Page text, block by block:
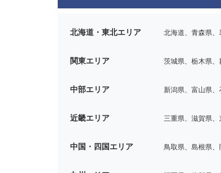
北海道・東北エリア 北海道、青森県
関東エリア 茨城県、栃木県
中部エリア 新潟県、富山県
近畿エリア 三重県、滋賀県
中国・四国エリア 鳥取県、島根県